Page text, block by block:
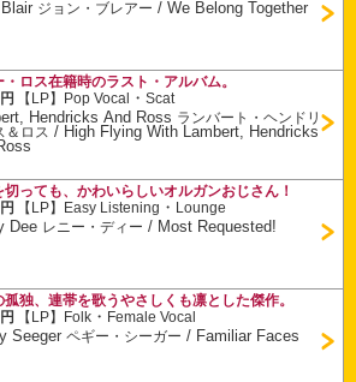
ジョン・ブレアー /We Belong Together
・ロス在籍時のラスト・アルバム。
【LP】 Pop Vocal ・Scat
Hendricks And Ross ランバート・ヘンドリ
＆ロス / High Flying With Lambert, Hendricks
切っても、かわいらしいオルガンおじさん！
【LP】 Easy Listening ・ Lounge
Dee レニー・ディー / Most Requested!
孤独、連帯を歌うやさしくも凛とした傑作。
【LP】 Folk ・ Female Vocal
Seegerペギー・シーガー / Familiar Faces